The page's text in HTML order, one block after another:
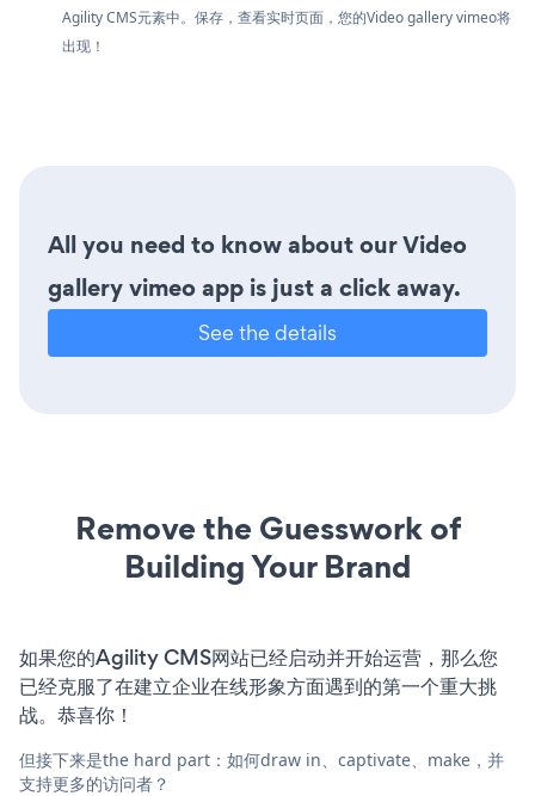
Agility CMS元素中。保存，查看实时页面，您的Video gallery vimeo将
出现！
All you need to know about our Video
gallery vimeo app is just a click away.
See the details
Remove the Guesswork of
Building Your Brand
如果您的Agility CMS网站已经启动并开始运营，那么您
已经克服了在建立企业在线形象方面遇到的第一个重大挑
战。恭喜你！
但接下来是the hard part：如何draw in、captivate、make，并
支持更多的访问者？